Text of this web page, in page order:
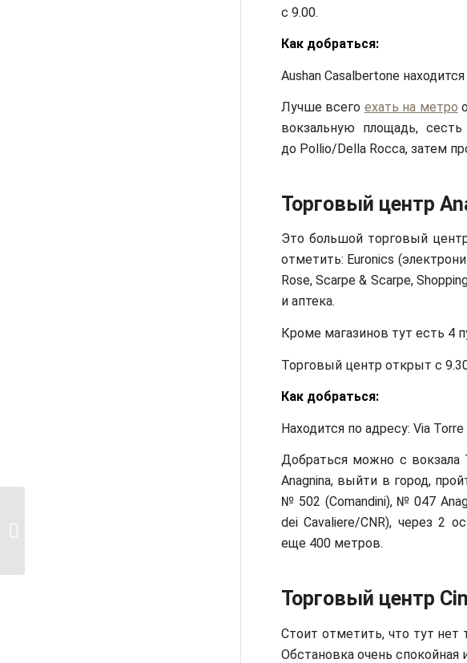
с 9.00.
Как добраться:
Aushan Casalbertone
Лучше всего ехать на метро
вокзальную площадь,
до Pollio/Della Rocca, затем
Торговый центр
Это большой торговый
отметить: Euronics
Rose, Scarpe & Scarpe,
и аптека.
Кроме магазинов тут есть 4
Торговый центр открыт с
Как добраться:
Находится по адресу: Via
Добраться можно с вокзала
Anagnina, выйти в город,
№ 502 (Comandini), № 047
dei Cavaliere/CNR), через 2
еще 400 метров.
Торговый центр
Стоит отметить, что тут нет
Обстановка очень спокойная